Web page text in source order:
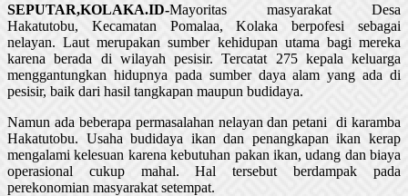
SEPUTAR,KOLAKA.ID-Mayoritas masyarakat Desa
Hakatutobu, Kecamatan Pomalaa, Kolaka berpofesi sebagai
nelayan. Laut merupakan sumber kehidupan utama bagi mereka
karena berada di wilayah pesisir. Tercatat 275 kepala keluarga
menggantungkan hidupnya pada sumber daya alam yang ada di
pesisir, baik dari hasil tangkapan maupun budidaya.
Namun ada beberapa permasalahan nelayan dan petani di karamba
Hakatutobu. Usaha budidaya ikan dan penangkapan ikan kerap
mengalami kelesuan karena kebutuhan pakan ikan, udang dan biaya
operasional cukup mahal. Hal tersebut berdampak pada
perekonomian masyarakat setempat.